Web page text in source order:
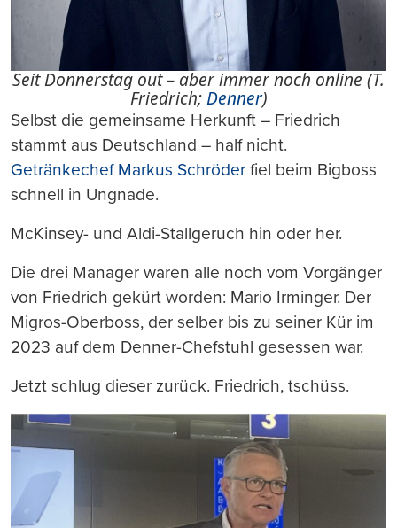
Seit Donnerstag out – aber immer noch online (T.
Friedrich;Denner)
Selbst die gemeinsame Herkunft – Friedrich
stammt aus Deutschland – half nicht.
Getränkechef Markus Schröder fiel beim Bigboss
schnell in Ungnade.
McKinsey- und Aldi-Stallgeruch hin oder her.
Die drei Manager waren alle noch vom Vorgänger
von Friedrich gekürt worden: Mario Irminger. Der
Migros-Oberboss, der selber bis zu seiner Kür im
2023 auf dem Denner-Chefstuhl gesessen war.
Jetzt schlug dieser zurück. Friedrich, tschüss.